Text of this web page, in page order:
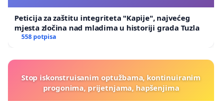
Peticija za zaštitu integriteta "Kapije", najvećeg
mjesta zločina nad mladima u historiji grada Tuzla
558 potpisa
Stop iskonstruisanim optužbama, kontinuiranim
progonima, prijetnjama, hapšenjima